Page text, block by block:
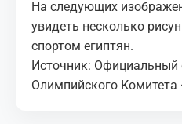
На следующих
увидеть несколько
спортом египтян.
Источник: Официальный
Олимпийского Комитета